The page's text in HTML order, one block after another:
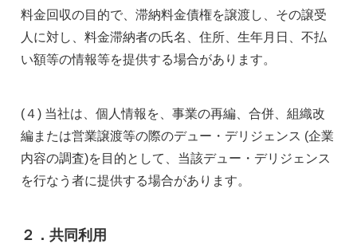
料金回収の目的で、滞納料金債権を譲渡し、その譲受
人に対し、料金滞納者の氏名、住所、生年月日、不払
い額等の情報等を提供する場合があります。
(４) 当社は、個人情報を、事業の再編、合併、組織改
編または営業譲渡等の際のデュー・デリジェンス (企業
内容の調査)を目的として、当該デュー・デリジェンス
を行なう者に提供する場合があります。
２．共同利用